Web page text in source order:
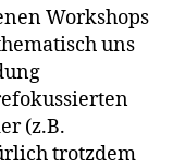
Workshops
uns
(z.B.
trotzdem